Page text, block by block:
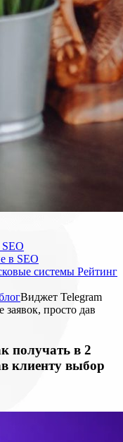
в SEO
системы Рейтинг
Виджет Telegram
заявок, просто дав
получать в 2
клиенту выбор